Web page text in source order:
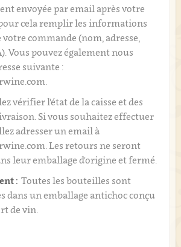
envoyée par email après votre
cela remplir les informations
commande (nom, adresse,
Vous pouvez également nous
suivante :
vérifier l'état de la caisse et des
Si vous souhaitez effectuer
adresser un email à
Les retours ne seront
leur emballage d'origine et fermé.
: Toutes les bouteilles sont
dans un emballage antichoc conçu
de vin.